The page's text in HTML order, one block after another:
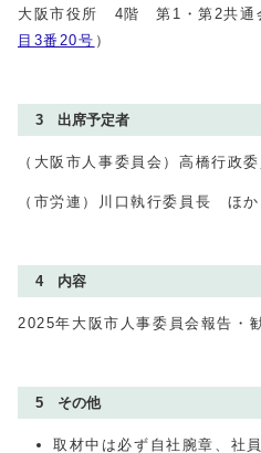
大阪市役所 4階 第1・第2共通
目3番20号 ）
3 出席予定者
（大阪市人事委員会）高橋行政
（市労連）川口執行委員長 ほか
4 内容
2025年大阪市人事委員会報告・
5 その他
取材中は必ず自社腕章、社